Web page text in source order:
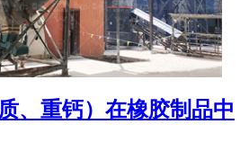
、重钙）在橡胶制品中